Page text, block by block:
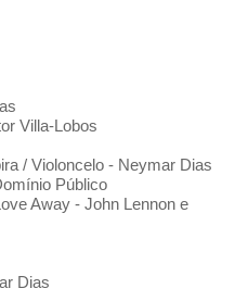
Villa-Lobos
/ Violoncelo - Neymar Dias
Público
Away - John Lennon e
Dias